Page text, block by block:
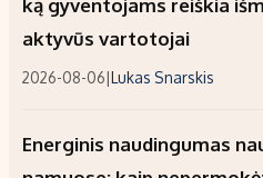
ką gyventojams reiškia
aktyvūs vartotojai
2026-08-06|Lukas Snarskis
Energinis naudingumas